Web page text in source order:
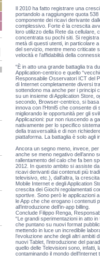
Il 2010 ha fatto registrare una
portandolo a raggiungere quota
componente dei ricavi derivante
complessivo. Forte è la crescita
loro utilizzo della Rete da cellulare,
concentrata su pochi siti. Si
metà di questi utenti, in particolare
del servizio, mentre meno criticate
velocità e l’affidabilità della
“È in atto una grande battaglia tra
Application-centrico e quello
Responsabile Osservatori ICT del
di Internet completamente diversi
sottendono ma anche per i principi
su un insieme di Application Store,
secondo, Browser-centrico, si basa
innova con l’Html5 che consente di
migliorando le opportunità per gli
Applicazioni: pur non riuscendo a
nativamente per lo specifico
della trasversalità e di non
piattaforma. La battaglia è solo agli
Ancora un segno meno, invece,
anche se meno negativo dell’anno
rallentamento del calo che fa ben
2012. In questo ambito si assiste
ricavi derivanti dai contenuti più
televisivo, etc.), dall’altra, la
Mobile Internet e degli Application
crescita dei Giochi regolamentati
sportive. Sono però le applicazioni
le App che che erogano i contenuti
all’introduzione dell’in-app billing.
Conclude Filippo Renga,
“Le grandi sperimentazioni in atto
che puntano su nuovi format
mettendo in luce un incredibile
l’evoluzione anche degli altri ambiti
nuovi Tablet, l’introduzione del
quello delle Televisioni sono, infatti,
contaminando il mondo dell’Internet